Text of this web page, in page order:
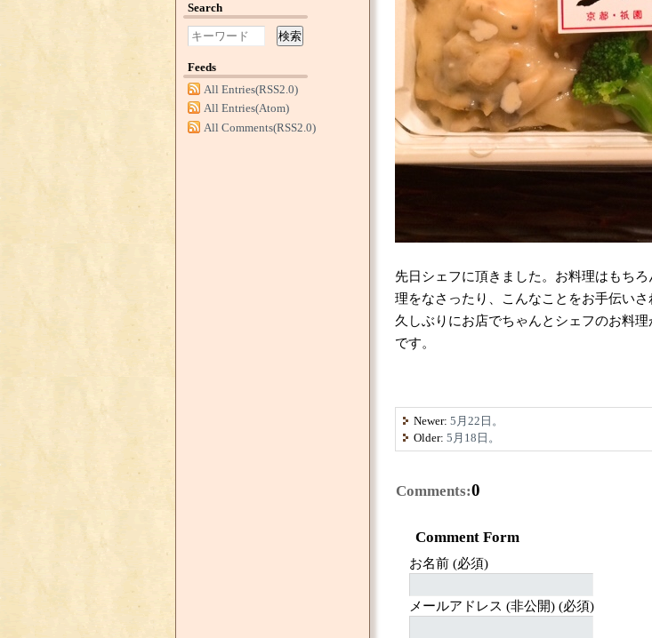
先日シェフに頂きました。お料理はもち
理をなさったり、こんなことをお手伝い
久しぶりにお店でちゃんとシェフのお料理
です。
Newer:5月22日。
Older:5月18日。
Comments:0
Comment Form
お名前 (必須)
メールアドレス (非公開) (必須)
Search
検索
Feeds
All Entries(RSS2.0)
All Entries(Atom)
All Comments(RSS2.0)